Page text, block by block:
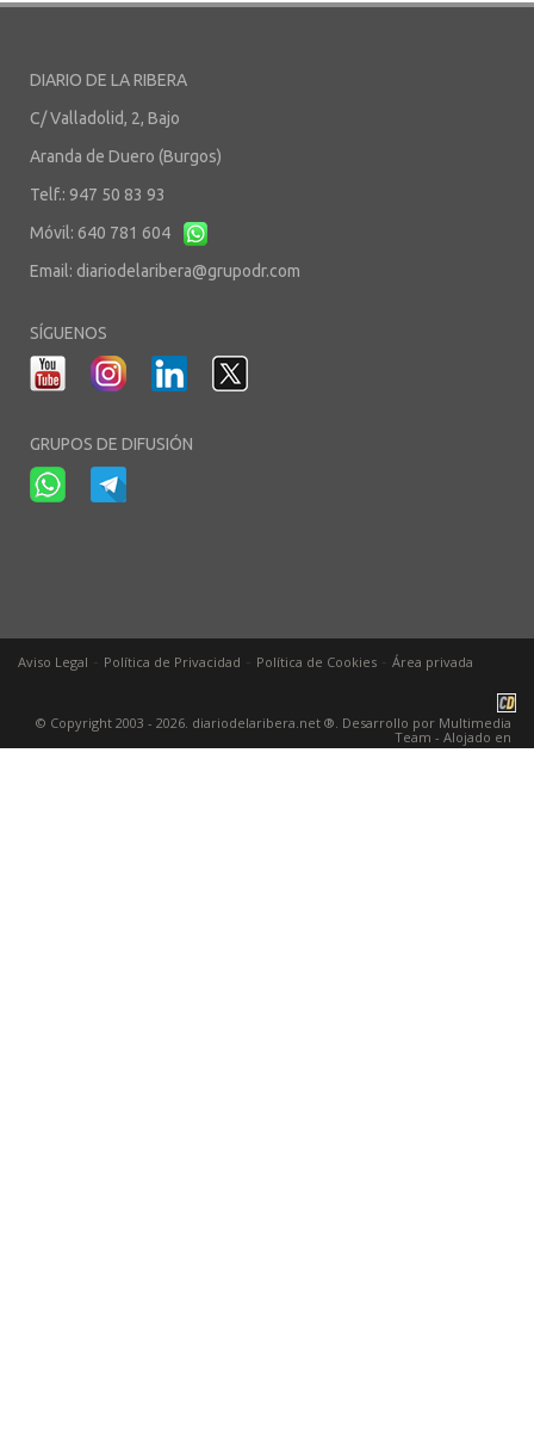
DIARIO DE LA RIBERA
C/ Valladolid, 2, Bajo
Aranda de Duero (Burgos)
Telf.: 947 50 83 93
Móvil: 640 781 604
Email: diariodelaribera@grupodr.com
SÍGUENOS
GRUPOS DE DIFUSIÓN
Aviso Legal Política de Privacidad Política de Cookies Área privada
© Copyright 2003 - 2026. diariodelaribera.net ®. Desarrollo por Multimedia
Team - Alojado en